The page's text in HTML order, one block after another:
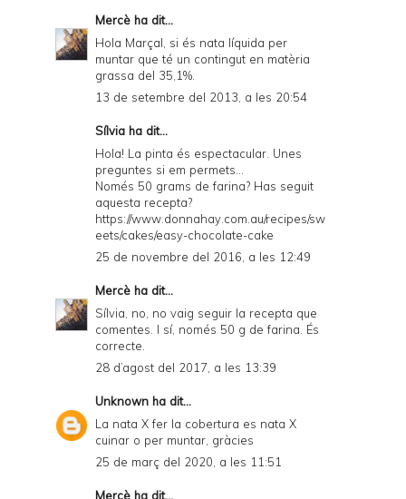
Mercè ha dit...
Hola Marçal, si és nata líquida per
muntar que té un contingut en matèria
grassa del 35,1%.
13 de setembre del 2013, a les 20:54
Sílvia ha dit...
Hola! La pinta és espectacular. Unes
preguntes si em permets...
Només 50 grams de farina? Has seguit
aquesta recepta?
https://www.donnahay.com.au/recipes/sw
eets/cakes/easy-chocolate-cake
25 de novembre del 2016, a les 12:49
Mercè ha dit...
Sílvia, no, no vaig seguir la recepta que
comentes. I sí, només 50 g de farina. És
correcte.
28 d’agost del 2017, a les 13:39
Unknown ha dit...
La nata X fer la cobertura es nata X
cuinar o per muntar, gràcies
25 de març del 2020, a les 11:51
Mercè ha dit...